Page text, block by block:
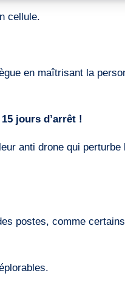
cellule.
en maîtrisant la
jours d’arrêt !
anti drone qui perturbe
postes, comme